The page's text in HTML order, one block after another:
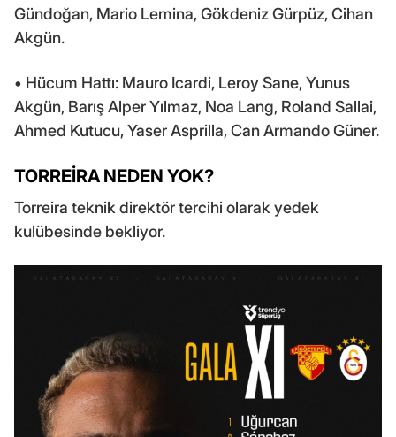
Gündoğan, Mario Lemina, Gökdeniz Gürpüz, Cihan
Akgün.
• Hücum Hattı: Mauro Icardi, Leroy Sane, Yunus
Akgün, Barış Alper Yılmaz, Noa Lang, Roland Sallai,
Ahmed Kutucu, Yaser Asprilla, Can Armando Güner.
TORREİRA NEDEN YOK?
Torreira teknik direktör tercihi olarak yedek
kulübesinde bekliyor.